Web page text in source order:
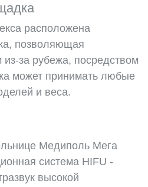
расположена
позволяющая
за рубежа, посредством
может принимать любые
и веса.
Медиполь Мега
система HIFU -
высокой